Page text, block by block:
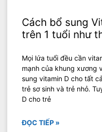
Cách bổ sung
trên 1 tuổi như
Mọi lứa tuổi đều cần
mạnh của khung xương
sung vitamin D cho tất
trẻ sơ sinh và trẻ nhỏ.
D cho trẻ
ĐỌC TIẾP »